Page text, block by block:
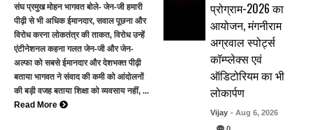
संघ प्रमुख मोहन भागवत बोले- जेन-जी हमारी
पीढ़ी से भी अधिक ईमानदार, सवाल पूछना और
विरोध करना लोकतंत्र की ताकत, विरोध उन्हें
एंटीनेशनल कहना गलत जेन-जी और जेन-
अल्फा को सबसे ईमानदार और देशभक्त पीढ़ी
बताया भागवत ने संवाद की कमी को आंदोलनों
की बड़ी वजह बताया शिक्षा को व्यवसाय नहीं, ...
Read More
प्रोग्राम-2026 का
आयोजन, मंगनीराम
अग्रवाल स्पोर्ट्स
कॉम्प्लेक्स एवं
ऑडिटोरियम का भी
लोकार्पण
Vijay - Aug 6, 2026